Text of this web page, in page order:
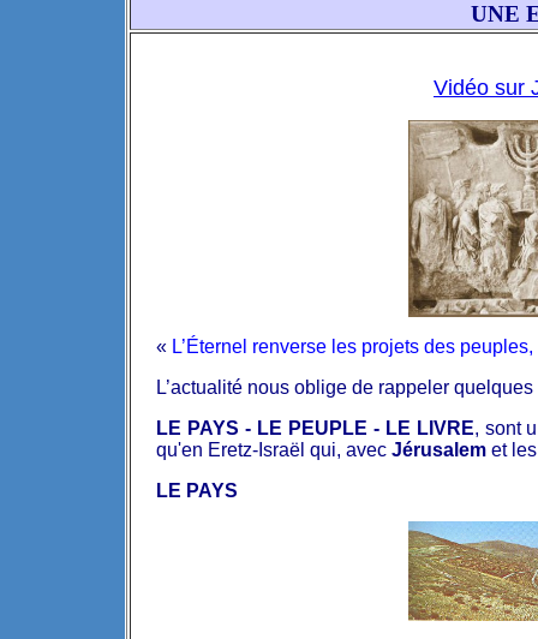
UNE
Vidéo sur
« L’Éternel renverse les projets des
L’actualité nous oblige de rappeler
LE PAYS - LE PEUPLE - LE LIVRE, sont
qu'en Eretz-Israël qui, avec Jérusalem et
LE PAYS